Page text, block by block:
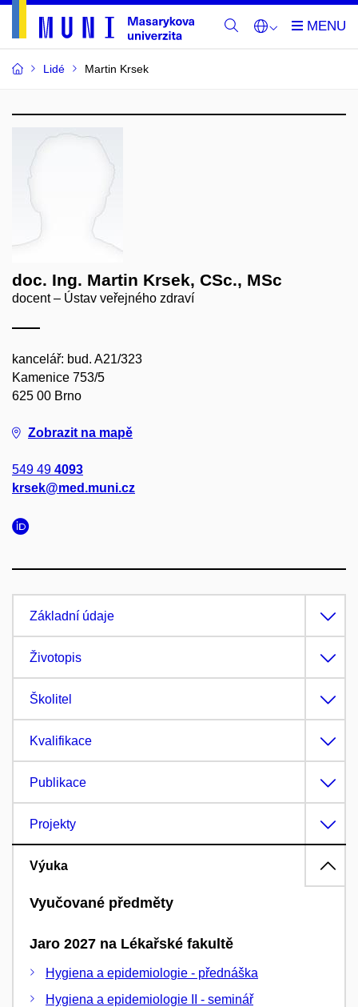
Lidé Martin Krsek
doc. Ing. Martin Krsek, CSc., MSc
docent – Ústav veřejného zdraví
kancelář: bud. A21/323
Kamenice 753/5
625 00 Brno
Zobrazit na mapě
549 49 4093
krsek@med.muni.cz
Základní údaje
Životopis
Školitel
Kvalifikace
Publikace
Projekty
Výuka
Vyučované předměty
Jaro 2027 na Lékařské fakultě
Hygiena a epidemiologie - přednáška
Hygiena a epidemiologie II - seminář